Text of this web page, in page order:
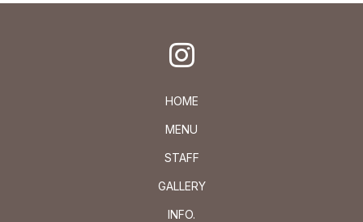
HOME
MENU
STAFF
GALLERY
INFO.